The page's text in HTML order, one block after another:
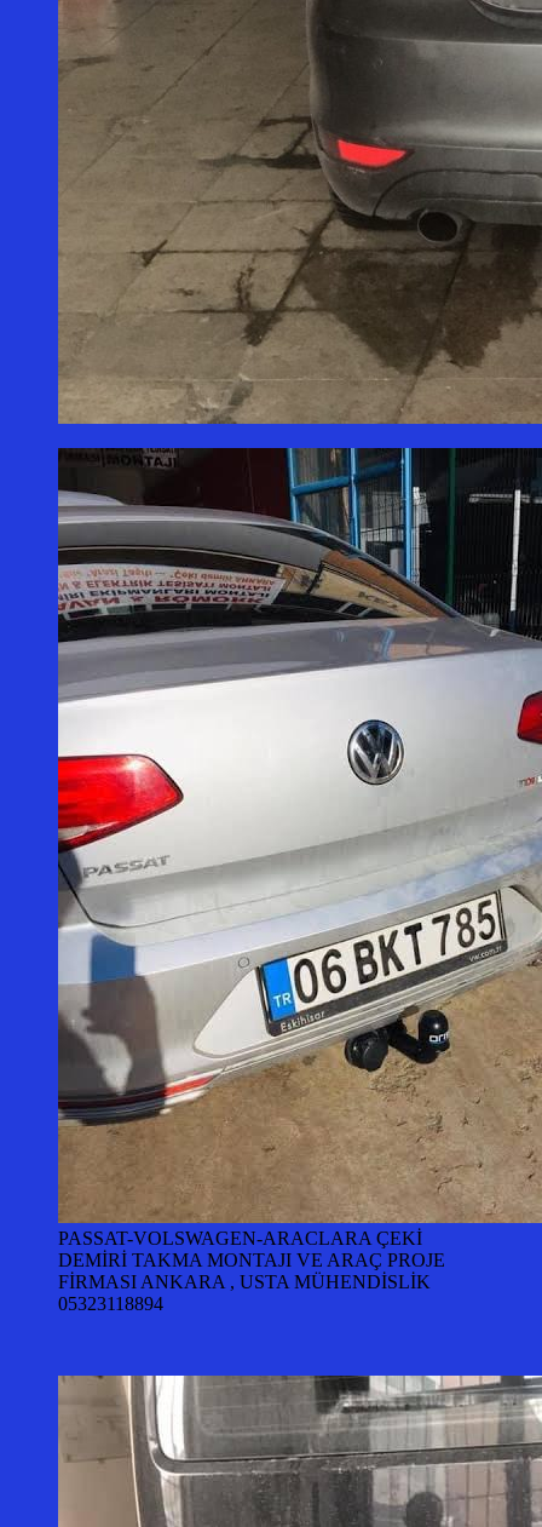
PASSAT-VOLSWAGEN-ARACLARA ÇEKİ
DEMİRİ TAKMA MONTAJI VE ARAÇ PROJE
FİRMASI ANKARA , USTA MÜHENDİSLİK
05323118894